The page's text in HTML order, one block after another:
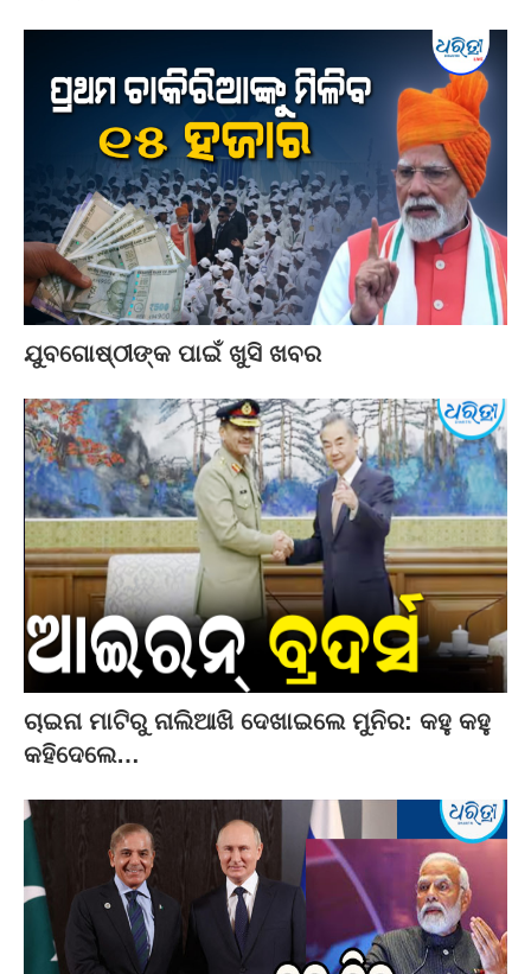
ଯୁବଗୋଷ୍ଠୀଙ୍କ ପାଇଁ ଖୁସି ଖବର
ଚାଇନା ମାଟିରୁ ନାଲିଆଖି ଦେଖାଇଲେ ମୁନିର: କହୁ କହୁ
କହିଦେଲେ…